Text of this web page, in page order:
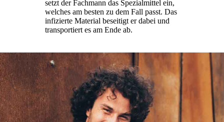
setzt der Fachmann das Spezialmittel ein,
welches am besten zu dem Fall passt. Das
infizierte Material beseitigt er dabei und
transportiert es am Ende ab.